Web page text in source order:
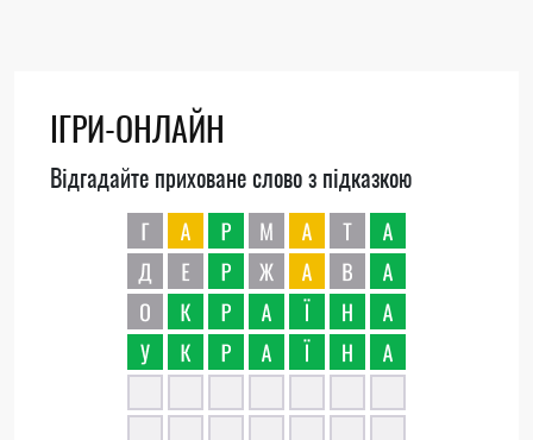
ІГРИ-ОНЛАЙН
Відгадайте приховане слово з підказкою